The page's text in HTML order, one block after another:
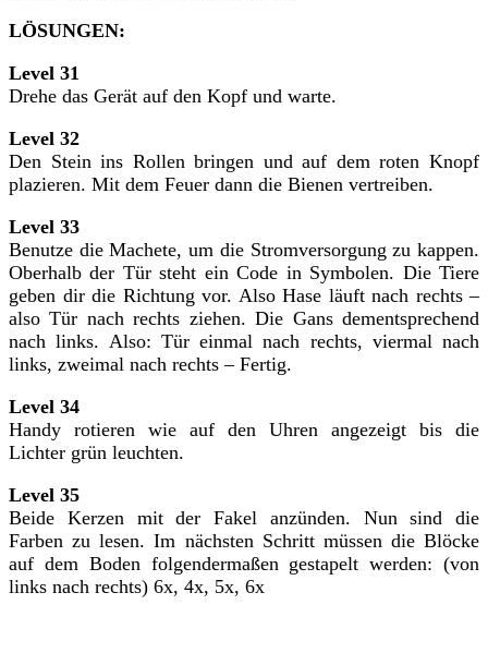
LÖSUNGEN:
Level 31
Drehe das Gerät auf den Kopf und warte.
Level 32
Den Stein ins Rollen bringen und auf dem roten Knopf
plazieren. Mit dem Feuer dann die Bienen vertreiben.
Level 33
Benutze die Machete, um die Stromversorgung zu kappen.
Oberhalb der Tür steht ein Code in Symbolen. Die Tiere
geben dir die Richtung vor. Also Hase läuft nach rechts –
also Tür nach rechts ziehen. Die Gans dementsprechend
nach links. Also: Tür einmal nach rechts, viermal nach
links, zweimal nach rechts – Fertig.
Level 34
Handy rotieren wie auf den Uhren angezeigt bis die
Lichter grün leuchten.
Level 35
Beide Kerzen mit der Fakel anzünden. Nun sind die
Farben zu lesen. Im nächsten Schritt müssen die Blöcke
auf dem Boden folgendermaßen gestapelt werden: (von
links nach rechts) 6x, 4x, 5x, 6x